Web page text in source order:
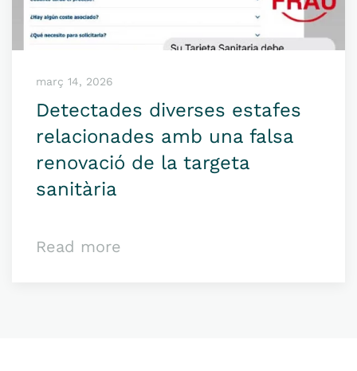
març 14, 2026
Detectades diverses estafes
relacionades amb una falsa
renovació de la targeta
sanitària
Read more